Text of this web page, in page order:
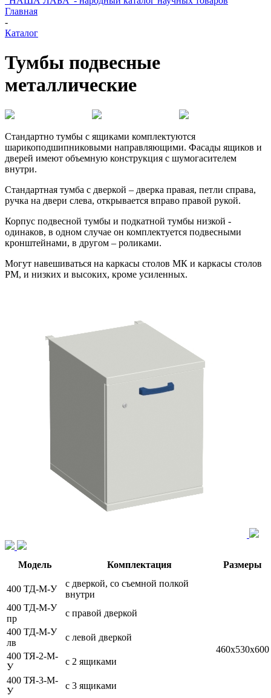
Главная
-
Каталог
Тумбы подвесные
металлические
Стандартно тумбы с ящиками комплектуются
шарикоподшипниковыми направляющими. Фасады ящиков и
дверей имеют объемную конструкция с шумогасителем
внутри.
Стандартная тумба с дверкой – дверка правая, петли справа,
ручка на двери слева, открывается вправо правой рукой.
Корпус подвесной тумбы и подкатной тумбы низкой -
одинаков, в одном случае он комплектуется подвесными
кронштейнами, в другом – роликами.
Могут навешиваться на каркасы столов МК и каркасы столов
РМ, и низких и высоких, кроме усиленных.
Модель Комплектация Размеры
400 ТД-М-У
с дверкой, со съемной полкой
внутри
460х530х600
400 ТД-М-У
пр
с правой дверкой
400 ТД-М-У
лв
с левой дверкой
400 ТЯ-2-М-
У
с 2 ящиками
400 ТЯ-3-М-
У
с 3 ящиками